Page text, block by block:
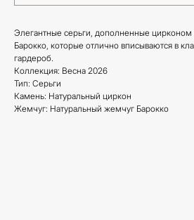
Элегантные серьги, дополненные
Барокко, которые отлично вписываются в
гардероб.
Коллекция: Весна 2026
Тип: Серьги
Камень: Натуральный циркон
Жемчуг: Натуральный жемчуг Барокко